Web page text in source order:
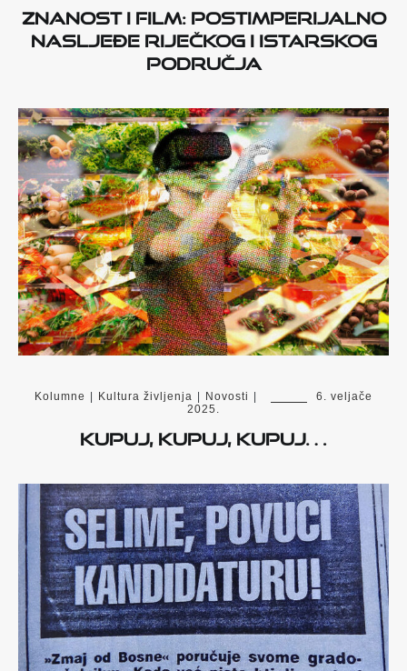
ZNANOST I FILM: POSTIMPERIJALNO
NASLJEĐE RIJEČKOG I ISTARSKOG
PODRUČJA
Kolumne Kultura življenja Novosti
6. veljače
2025.
Kupuj, kupuj, kupuj…